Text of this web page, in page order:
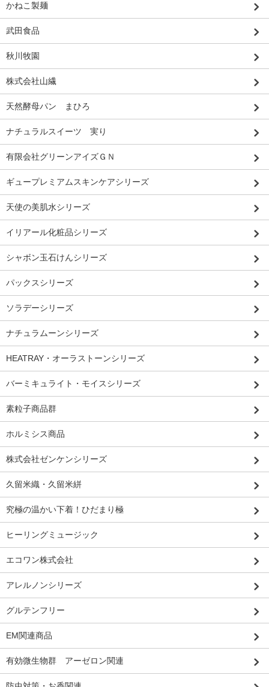
かねこ製麺
武田食品
秋川牧園
株式会社山繊
天然酵母パン まひろ
ナチュラルスイーツ 実り
有限会社グリーンアイズＧＮ
ギュープレミアムスキンケアシリーズ
天使の美肌水シリーズ
イリアール化粧品シリーズ
シャボン玉石けんシリーズ
パックスシリーズ
ソラデーシリーズ
ナチュラムーンシリーズ
HEATRAY・オーラストーンシリーズ
バーミキュライト・モイスシリーズ
素粒子商品群
ホルミシス商品
株式会社ゼンケンシリーズ
久留米織・久留米絣
究極の温かい下着！ひだまり極
ヒーリングミュージック
エコワン株式会社
アレルノンシリーズ
グルテンフリー
EM関連商品
有効微生物群 アーゼロン関連